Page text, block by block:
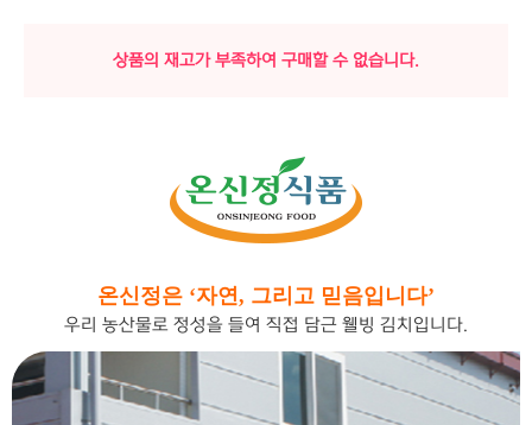
상품의 재고가 부족하여 구매할 수 없습니다.
온신정은 ‘자연, 그리고 믿음입니다’
우리 농산물로 정성을 들여 직접 담근 웰빙 김치입니다.